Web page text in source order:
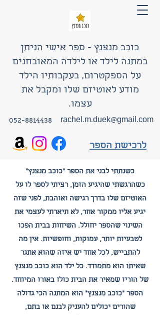
052-8814438 rachel.m.duek@gmail.com
לרכישת הספר
כוכב מנצנץ - ספר אישי הניתן
במתנה לילד או לילדה המאובחנים
על הספקטרום, בעקבותיו הילד
מודע לאוטיזם שלו ומקבל את
עצמו.
כשנתתי לבני את הספר "כוכב מנצנץ"
כשהרגשתי שהיגיע הזמן, רציתי לספר לו על
האוטיזם שלו בדרך רגישה ואוהבת, לפני שזה
יגיע אליו ממקור אחר, לא תיארתי לעצמי את
השינוי שהספריחולל. השיחות בבית הפכו
לטבעיות יותר, עמוקות, וחופשיות. אין מה
להתבייש, לכל אחד יש איזה שהוא אתגר
שאיתו הוא מתמודד. כל ילד הוא כוכב מנצנץ
של הוריו שמאיר את הבית כולו באורו המיוחד.
הספר "כוכב מנצנץ" הוא המתנה הכי גדולה
שהורים יכולים להעניק לבנם או בתם,